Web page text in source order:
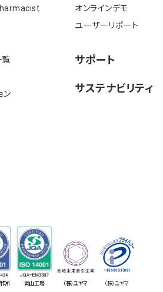
覧
ン
オンラインデモ
ユーザーリポート
サポート
サステナビリティ
作所 岡山工場 （株）ユヤマ （株）ユヤマ